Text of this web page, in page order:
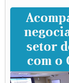
Caminhoneiros
CNTTL e lideranças de
rodovias
Paulinho e Litti
SUTCRA no Uruguai
Grande Conquista da
ENCONTRO
DO BRASIL E A